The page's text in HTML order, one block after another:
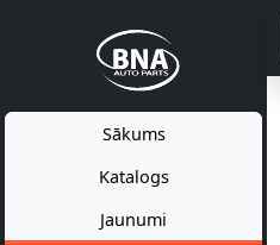
Sākums
Katalogs
Jaunumi